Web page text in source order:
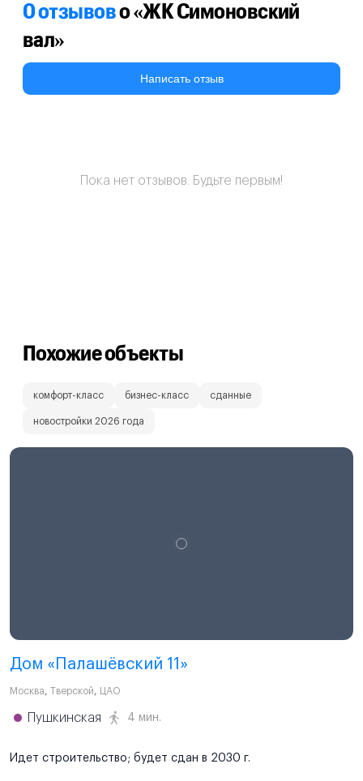
0 отзывово «ЖК Симоновский
вал»
Написать отзыв
Пока нет отзывов. Будьте первым!
Похожие объекты
комфорт-класс бизнес-класс сданные
новостройки 2026 года
Дом «Палашёвский 11»
Москва, Тверской, ЦАО
Пушкинская 4 мин.
Идет строительство; будет сдан в 2030 г.